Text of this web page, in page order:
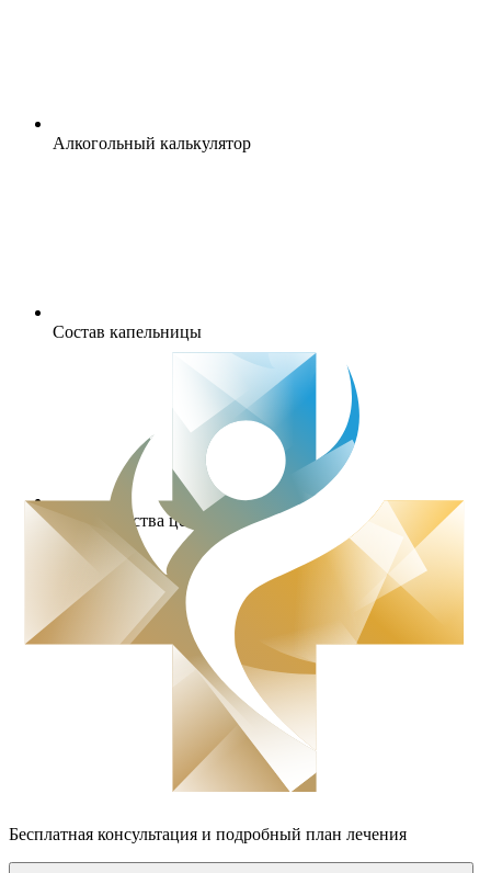
Алкогольный калькулятор
Состав капельницы
Преимущества центра
Бесплатная консультация и подробный план лечения